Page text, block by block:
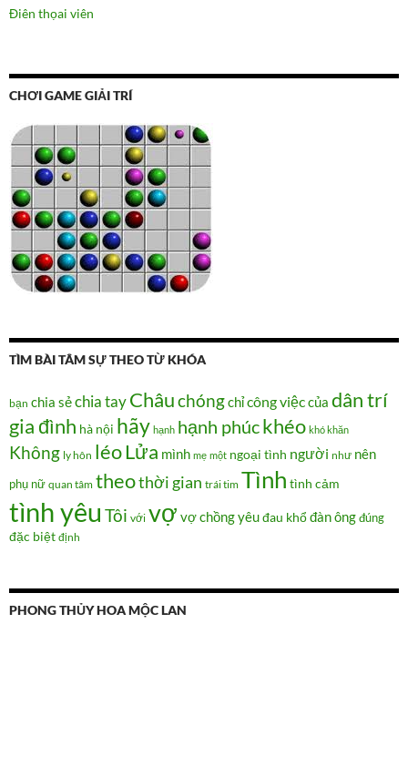
Điên thọai viên
CHƠI GAME GIẢI TRÍ
TÌM BÀI TÂM SỰ THEO TỪ KHÓA
bạn chia sẻchia tay Châuchóngchỉcông việccủa dân trí
gia đình hà nội hãy hạnh hạnh phúckhéo khó khăn
Không ly hôn léoLửa mình mẹ một ngoại tình người như nên
phụ nữ quan tâm theothời gian trái tim Tình tình cảm
tình yêu Tôi với vợ vợ chồngyêuđau khổđàn ôngđúng
đặc biệt định
PHONG THỦY HOA MỘC LAN